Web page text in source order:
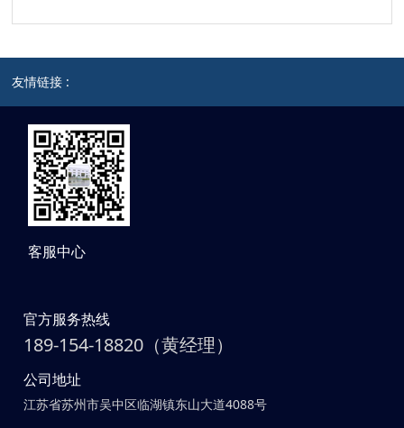
友情链接 :
客服中心
官方服务热线
189-154-18820（黄经理）
公司地址
江苏省苏州市吴中区临湖镇东山大道4088号